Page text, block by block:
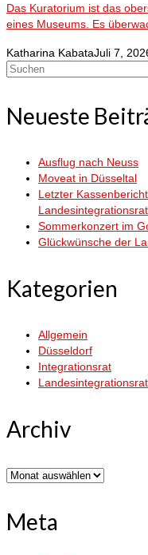
Das Kuratorium ist das
eines Museums. Es
Katharina KabataJuli 7,
Suchen
Neueste
Ausflug nach Neuss
Moveat in Düsseltal
Letzter
Sommerkonzert im
Glückwünsche der
Kategorien
Allgemein
Düsseldorf
Integrationsrat
Archiv
Archiv
Meta